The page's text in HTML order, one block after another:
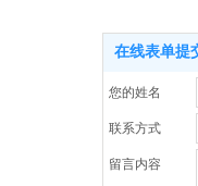
在线表单提
您的姓名
联系方式
留言内容